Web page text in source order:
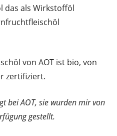
das als Wirkstofföl
von AOT ist bio, von
zertifiziert.
bei AOT, sie wurden mir von
gestellt.